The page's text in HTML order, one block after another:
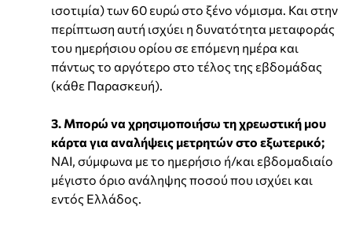
ισοτιμία) των 60 ευρώ στο ξένο νόμισμα. Και στην
περίπτωση αυτή ισχύει η δυνατότητα μεταφοράς
του ημερήσιου ορίου σε επόμενη ημέρα και
πάντως το αργότερο στο τέλος της εβδομάδας
(κάθε Παρασκευή).
3. Μπορώ να χρησιμοποιήσω τη χρεωστική μου
κάρτα για αναλήψεις μετρητών στο εξωτερικό;
ΝΑΙ, σύμφωνα με το ημερήσιο ή/και εβδομαδιαίο
μέγιστο όριο ανάληψης ποσού που ισχύει και
εντός Ελλάδος.